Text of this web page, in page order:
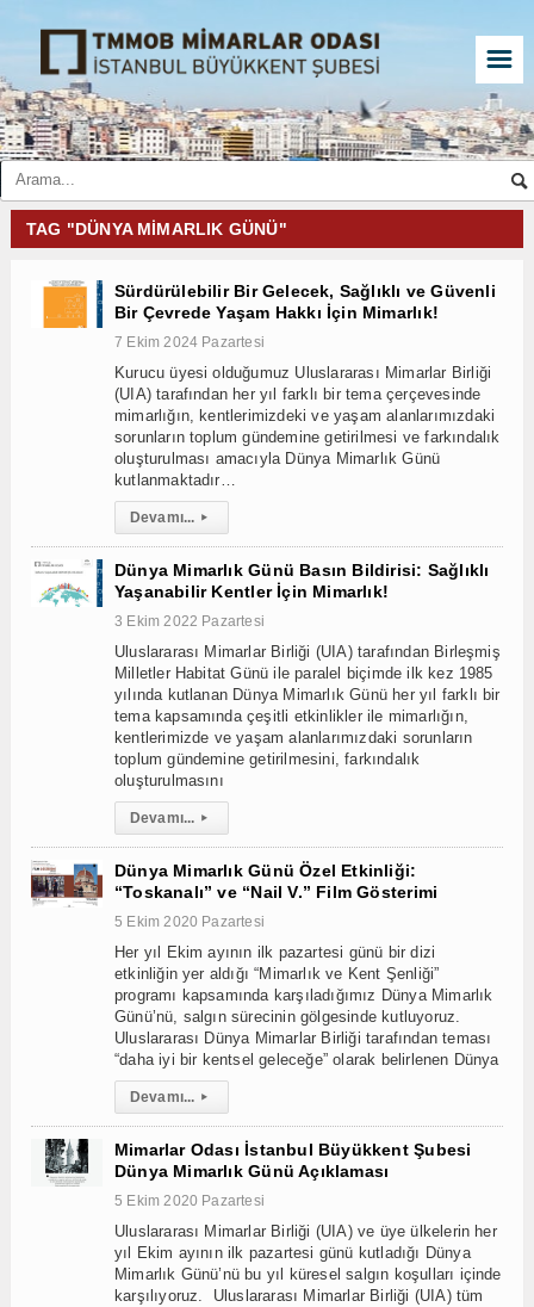
☰
TAG "DÜNYA MIMARLIK GÜNÜ"
Sürdürülebilir Bir Gelecek, Sağlıklı ve Güvenli
Bir Çevrede Yaşam Hakkı İçin Mimarlık!
7 Ekim 2024 Pazartesi
Kurucu üyesi olduğumuz Uluslararası Mimarlar Birliği
(UIA) tarafından her yıl farklı bir tema çerçevesinde
mimarlığın, kentlerimizdeki ve yaşam alanlarımızdaki
sorunların toplum gündemine getirilmesi ve farkındalık
oluşturulması amacıyla Dünya Mimarlık Günü
kutlanmaktadır…
Devamı... ▸
Dünya Mimarlık Günü Basın Bildirisi: Sağlıklı
Yaşanabilir Kentler İçin Mimarlık!
3 Ekim 2022 Pazartesi
Uluslararası Mimarlar Birliği (UIA) tarafından Birleşmiş
Milletler Habitat Günü ile paralel biçimde ilk kez 1985
yılında kutlanan Dünya Mimarlık Günü her yıl farklı bir
tema kapsamında çeşitli etkinlikler ile mimarlığın,
kentlerimizde ve yaşam alanlarımızdaki sorunların
toplum gündemine getirilmesini, farkındalık
oluşturulmasını
Devamı... ▸
Dünya Mimarlık Günü Özel Etkinliği:
“Toskanalı” ve “Nail V.” Film Gösterimi
5 Ekim 2020 Pazartesi
Her yıl Ekim ayının ilk pazartesi günü bir dizi
etkinliğin yer aldığı “Mimarlık ve Kent Şenliği”
programı kapsamında karşıladığımız Dünya Mimarlık
Günü’nü, salgın sürecinin gölgesinde kutluyoruz.
Uluslararası Dünya Mimarlar Birliği tarafından teması
“daha iyi bir kentsel geleceğe” olarak belirlenen Dünya
Devamı... ▸
Mimarlar Odası İstanbul Büyükkent Şubesi
Dünya Mimarlık Günü Açıklaması
5 Ekim 2020 Pazartesi
Uluslararası Mimarlar Birliği (UIA) ve üye ülkelerin her
yıl Ekim ayının ilk pazartesi günü kutladığı Dünya
Mimarlık Günü’nü bu yıl küresel salgın koşulları içinde
karşılıyoruz. Uluslararası Mimarlar Birliği (UIA) tüm